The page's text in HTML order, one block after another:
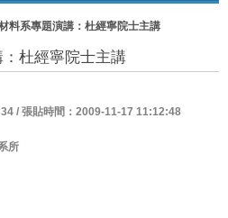
料系專題演講：杜經寧院士主講
杜經寧院士主講
/ 張貼時間：2009-11-17 11:12:48
所